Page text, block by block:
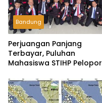
Bandung
Perjuangan Panjang
Terbayar, Puluhan
Mahasiswa STIHP Pelopor
Skripsi